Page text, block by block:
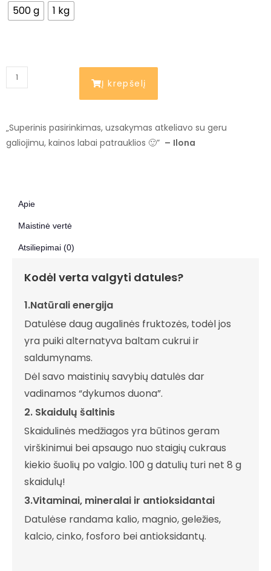
500 g 1 kg
Į krepšelį
„Superinis pasirinkimas, uzsakymas atkeliavo su geru
galiojimu, kainos labai patrauklios 🙂” – Ilona
Apie
Maistinė vertė
Atsiliepimai (0)
Kodėl verta valgyti datules?
1.Natūrali energija
Datulėse daug augalinės fruktozės, todėl jos
yra puiki alternatyva baltam cukrui ir
saldumynams.
Dėl savo maistinių savybių datulės dar
vadinamos “dykumos duona”.
2. Skaidulų šaltinis
Skaidulinės medžiagos yra būtinos geram
virškinimui bei apsaugo nuo staigių cukraus
kiekio šuolių po valgio. 100 g datulių turi net 8 g
skaidulų!
3.Vitaminai, mineralai ir antioksidantai
Datulėse randama kalio, magnio, geležies,
kalcio, cinko, fosforo bei antioksidantų.